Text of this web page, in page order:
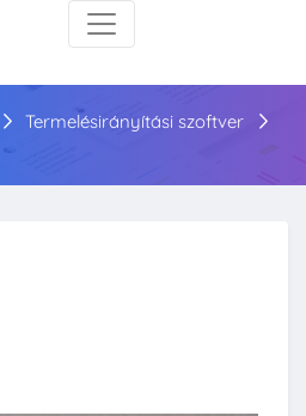
Termelésirányítási szoftver